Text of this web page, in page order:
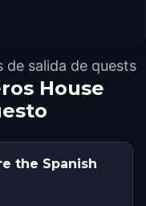
de salida de quests
House
the Spanish